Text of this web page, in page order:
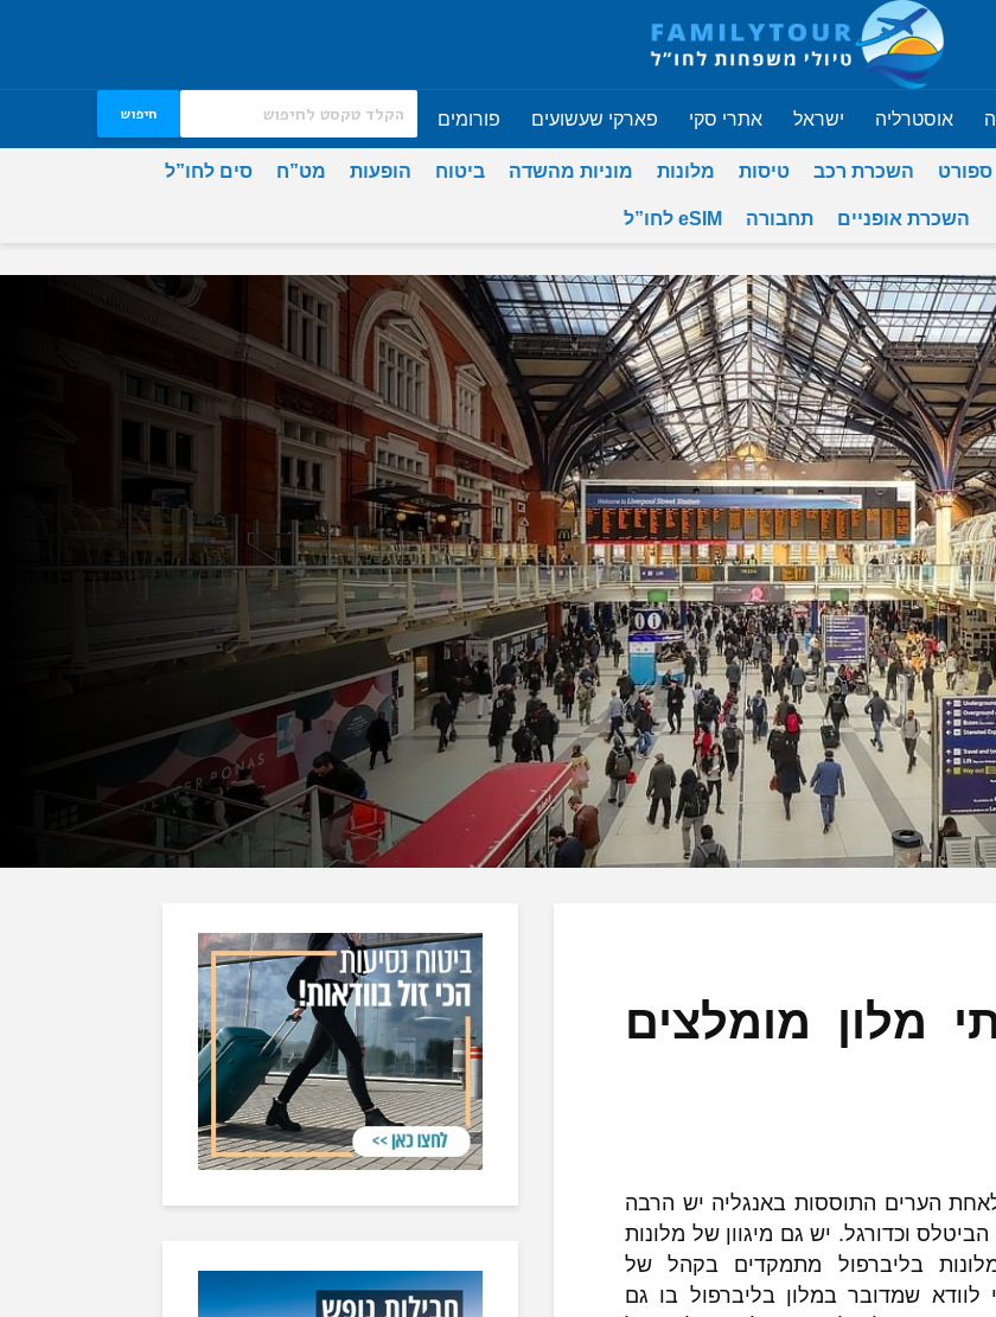
אוסטרליה ישראל אתרי סקי פארקי שעשועים פורומים חיפוש
ספורט השכרת רכב טיסות מלונות מוניות מהשדה ביטוח הופעות מט”ח סים לחו”ל
השכרת אופניים תחבורה eSIM לחו”ל
– 10 בתי מלון מומלצים
הערים התוססות באנגליה יש הרבה
וכדורגל. יש גם מיגוון של מלונות
בליברפול מתמקדים בקהל של
לוודא שמדובר במלון בליברפול בו גם